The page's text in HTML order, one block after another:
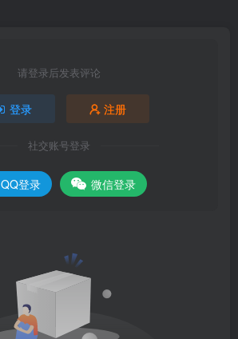
请登录后发表评论
登录 注册
社交账号登录
QQ登录 微信登录